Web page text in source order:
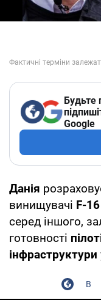
Будьте
Google
Данія
винищувачі F-16
серед іншого,
готовності
інфраструктури